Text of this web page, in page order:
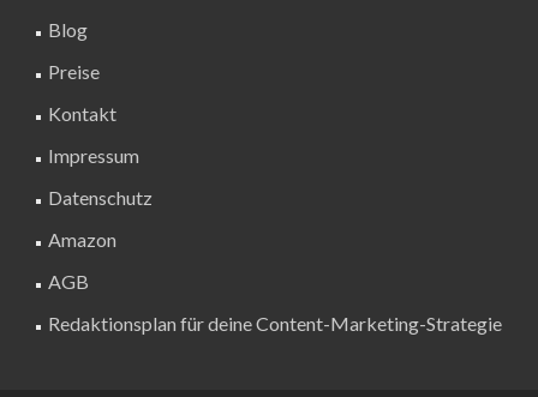
Blog
Preise
Kontakt
Impressum
Datenschutz
Amazon
AGB
Redaktionsplan für deine Content-Marketing-Strategie